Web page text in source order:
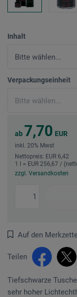
Inhalt
Verpackungseinheit
ab 7,70 EUR
inkl. 20% Mwst
Nettopreis: EUR 6,42
1 l = EUR 256,67 /
zzgl. Versandkosten
Auf den
Teilen
Tiefschwarze
sehr hoher